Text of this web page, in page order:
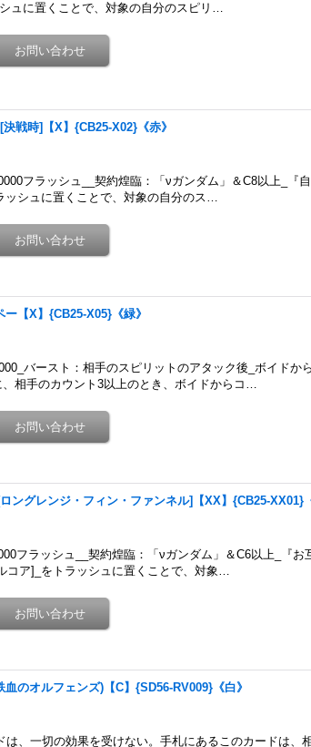
ュに置くことで、対象の自分のスピリ…
戦時]【X】{CB25-X02}《赤》
フラッシュ__契約煌臨：「νガンダム」＆C8以上_『自
ッシュに置くことで、対象の自分のス…
ー【X】{CB25-X05}《緑》
バースト：相手のスピリットのアタック後_ボイドか
相手のカウント3以上のとき、ボイドからコ…
ングレンジ・フィン・ファンネル]【XX】{CB25-XX01}
フラッシュ__契約煌臨：「νガンダム」＆C6以上_『お
コア]_をトラッシュに置くことで、対象…
血のオルフェンズ)【C】{SD56-RV009}《白》
は、一切の効果を受けない。手札にあるこのカードは、